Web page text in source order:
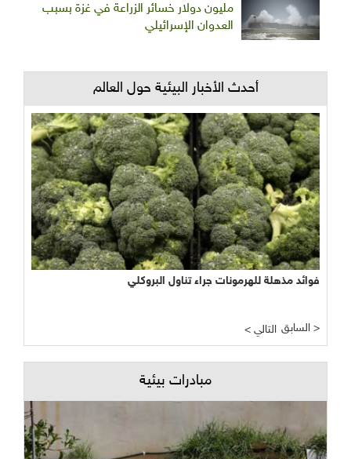
مليون دولار خسائر الزراعة في غزة بسبب
العدوان الإسرائيلي
أحدث الأخبار البيئية حول العالم
فوائد مذهلة للهرمونات جراء تناول البروكلي
< التالي السابق >
مبادرات بيئية